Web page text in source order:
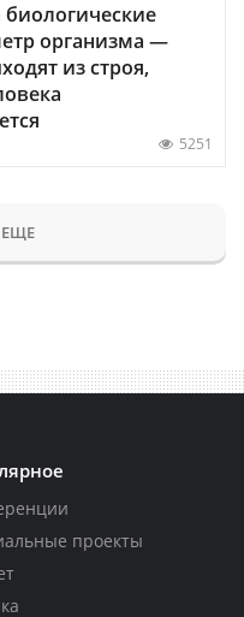
организма —
из строя,
5251
проекты